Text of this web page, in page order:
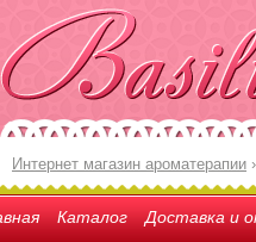
Интернет магазин ароматерапии ›
Каталог Доставка и